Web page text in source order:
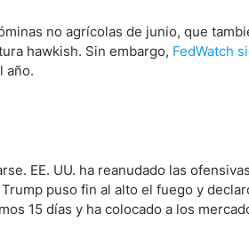
no agrícolas de junio, que
hawkish. Sin embargo, FedWatch
año.
EE. UU. ha reanudado las
puso fin al alto el fuego y
15 días y ha colocado a los